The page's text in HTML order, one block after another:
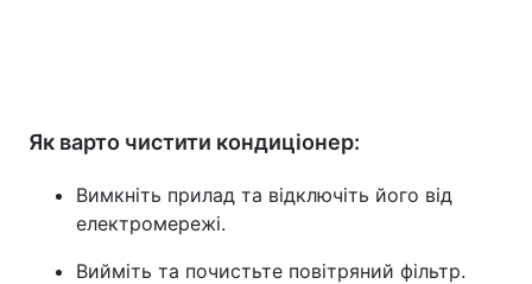
Як варто чистити кондиціонер:
Вимкніть прилад та відключіть його від
електромережі.
Вийміть та почистьте повітряний фільтр.